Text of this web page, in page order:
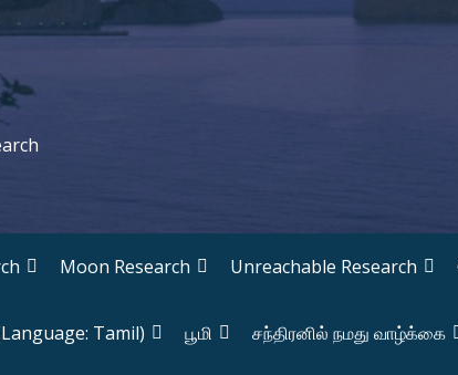
Moon Research Unreachable Research
Tamil) பூமி சந்திரனில் நமது வாழ்க்கை